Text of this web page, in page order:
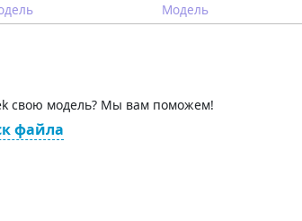
Модель
свою модель? Мы вам поможем!
файла